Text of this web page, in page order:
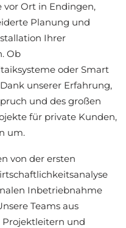
vor Ort in Endingen,
Planung und
Ihrer
Ob
oder Smart
unserer Erfahrung,
und des großen
für private Kunden,
um.
von der ersten
Inbetriebnahme
Teams aus
und